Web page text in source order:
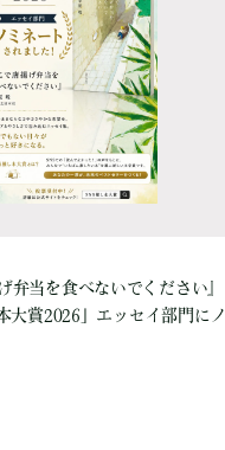
弁当を食べないでください』
大賞2026」エッセイ部門にノ